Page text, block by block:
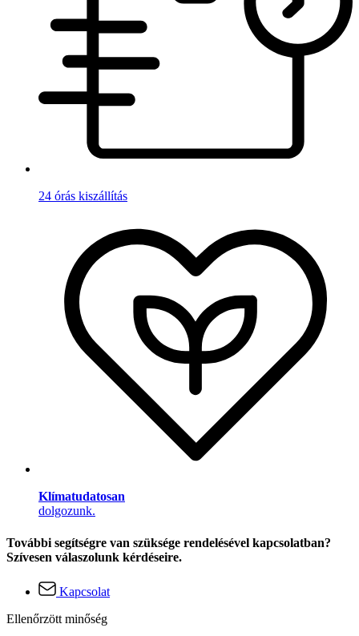
24 órás kiszállítás
Klímatudatosan
dolgozunk.
További segítségre van szüksége rendelésével kapcsolatban?
Szívesen válaszolunk kérdéseire.
Kapcsolat
Ellenőrzött minőség